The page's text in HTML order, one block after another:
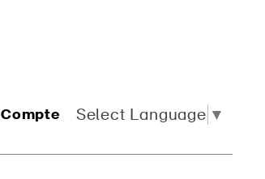
Compte Select Language ▼